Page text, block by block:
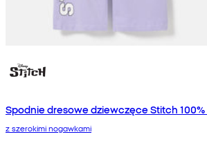
Spodnie dresowe dziewczęce Stitch 100%
z szerokimi nogawkami